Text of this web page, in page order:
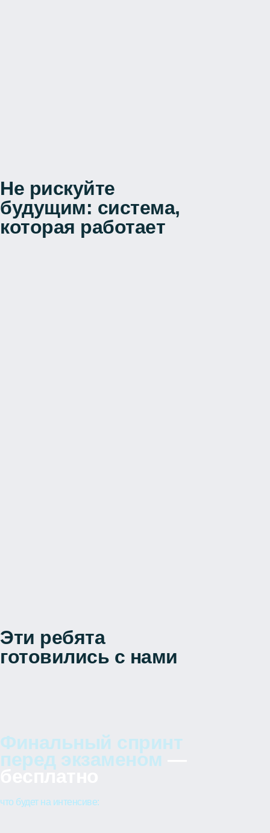
Финальный спринт
перед экзаменом
бесплатно
что будет на интенсиве:
Не рискуйте
будущим: система,
которая работает
Эти ребята
готовились с нами